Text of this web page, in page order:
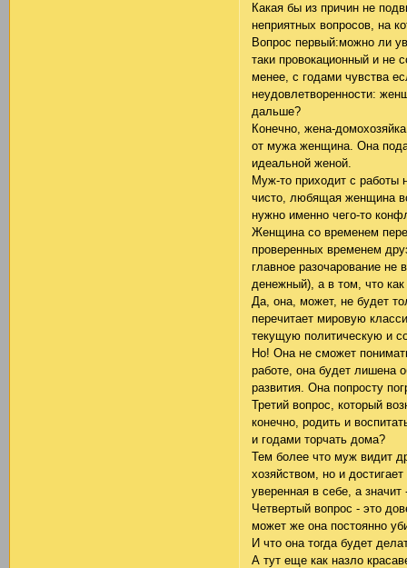
Какая бы из причин не
неприятных вопросов, на
Вопрос первый:можно ли
таки провокационный и не
менее, с годами чувства
неудовлетворенности:
дальше?
Конечно, жена-
от мужа женщина. Она
идеальной женой.
Муж-то приходит с работы
чисто, любящая женщина
нужно именно чего-то
Женщина со временем
проверенных временем
главное разочарование не
денежный), а в том, что
Да, она, может, не будет
перечитает мировую
текущую политическую и
Но! Она не сможет
работе, она будет лишена
развития. Она попросту
Третий вопрос, который
конечно, родить и
и годами торчать дома?
Тем более что муж видит
хозяйством, но и
уверенная в себе, а
Четвертый вопрос - это
может же она постоянно
И что она тогда будет
А тут еще как назло